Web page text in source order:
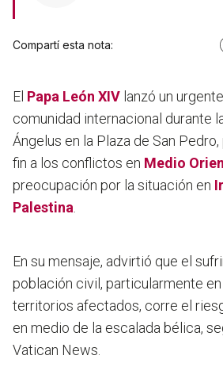
Compartí esta nota:
El Papa León XIV lanzó un
comunidad internacional durante
Ángelus en la Plaza de San
fin a los conflictos en Medio
preocupación por la situación en
Palestina
En su mensaje, advirtió que el
población civil, particularmente en
territorios afectados, corre el
en medio de la escalada bélica,
Vatican News.